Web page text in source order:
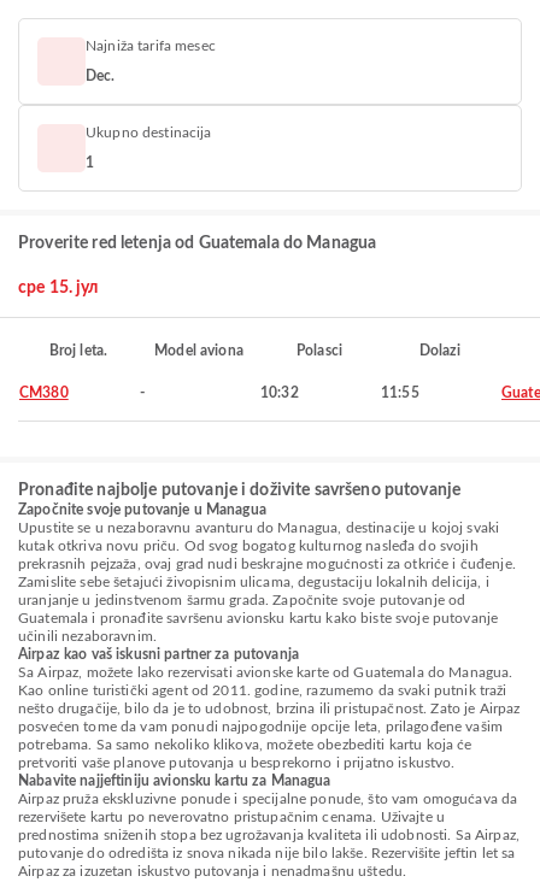
Najniža tarifa mesec
Dec.
Ukupno destinacija
1
Proverite red letenja od Guatemala do Managua
сре 15. јул
Broj leta. Model aviona Polasci Dolazi
CM380 - 10:32 11:55
Pronađite najbolje putovanje i doživite savršeno putovanje
Započnite svoje putovanje u Managua
Upustite se u nezaboravnu avanturu do Managua, destinacije u kojoj svaki
kutak otkriva novu priču. Od svog bogatog kulturnog nasleđa do svojih
prekrasnih pejzaža, ovaj grad nudi beskrajne mogućnosti za otkriće i čuđenje.
Zamislite sebe šetajući živopisnim ulicama, degustaciju lokalnih delicija, i
uranjanje u jedinstvenom šarmu grada. Započnite svoje putovanje od
Guatemala i pronađite savršenu avionsku kartu kako biste svoje putovanje
učinili nezaboravnim.
Airpaz kao vaš iskusni partner za putovanja
Sa Airpaz, možete lako rezervisati avionske karte od Guatemala do Managua.
Kao online turistički agent od 2011. godine, razumemo da svaki putnik traži
nešto drugačije, bilo da je to udobnost, brzina ili pristupačnost. Zato je Airpaz
posvećen tome da vam ponudi najpogodnije opcije leta, prilagođene vašim
potrebama. Sa samo nekoliko klikova, možete obezbediti kartu koja će
pretvoriti vaše planove putovanja u besprekorno i prijatno iskustvo.
Nabavite najjeftiniju avionsku kartu za Managua
Airpaz pruža ekskluzivne ponude i specijalne ponude, što vam omogućava da
rezervišete kartu po neverovatno pristupačnim cenama. Uživajte u
prednostima sniženih stopa bez ugrožavanja kvaliteta ili udobnosti. Sa Airpaz,
putovanje do odredišta iz snova nikada nije bilo lakše. Rezervišite jeftin let sa
Airpaz za izuzetan iskustvo putovanja i nenadmašnu uštedu.